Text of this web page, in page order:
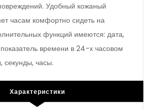
Удобный кожаный
часам комфортно сидеть на
функций имеются: дата,
времени в 24-х часовом
часы.
Характеристики